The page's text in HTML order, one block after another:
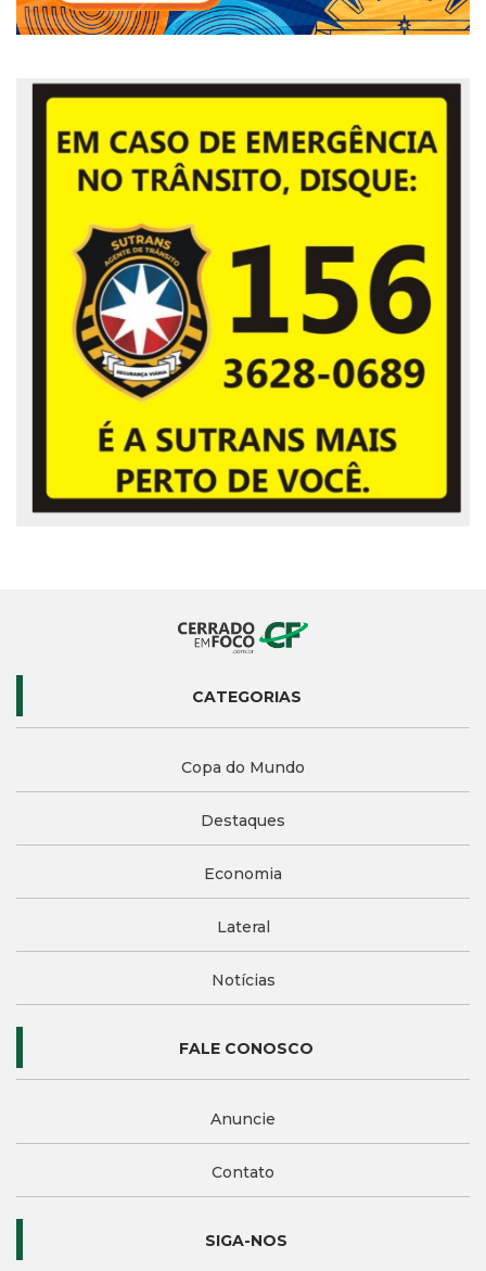
CATEGORIAS
Copa do Mundo
Destaques
Economia
Lateral
Notícias
FALE CONOSCO
Anuncie
Contato
SIGA-NOS